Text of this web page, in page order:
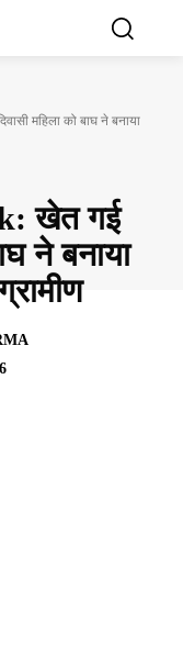
महिला को बाघ ने बनाया
खेत गई
ने बनाया